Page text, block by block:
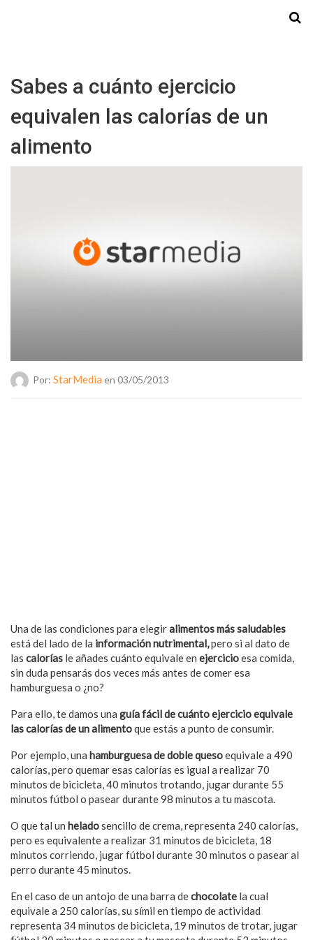
Sabes a cuánto ejercicio
equivalen las calorías de un
alimento
Por: StarMedia en 03/05/2013
Una de las condiciones para elegiralimentos más saludables
está del lado de la información nutrimental,pero si al dato de
las calorías le añades cuánto equivale en ejercicioesa comida,
sin duda pensarás dos veces más antes de comer esa
hamburguesa o ¿no?
Para ello, te damos una guía fácil de cuánto ejercicio equivale
las calorías de un alimentoque estás a punto de consumir.
Por ejemplo, una hamburguesa de doble quesoequivale a 490
calorías, pero quemar esas calorías es igual a realizar 70
minutos de bicicleta, 40 minutos trotando, jugar durante 55
minutos fútbol o pasear durante 98 minutos a tu mascota.
O que tal un heladosencillo de crema, representa 240 calorías,
pero es equivalente a realizar 31 minutos de bicicleta, 18
minutos corriendo, jugar fútbol durante 30 minutos o pasear al
perro durante 45 minutos.
En el caso de un antojo de una barra dechocolate la cual
equivale a 250 calorías, su símil en tiempo de actividad
representa 34 minutos de bicicleta, 19 minutos de trotar, jugar